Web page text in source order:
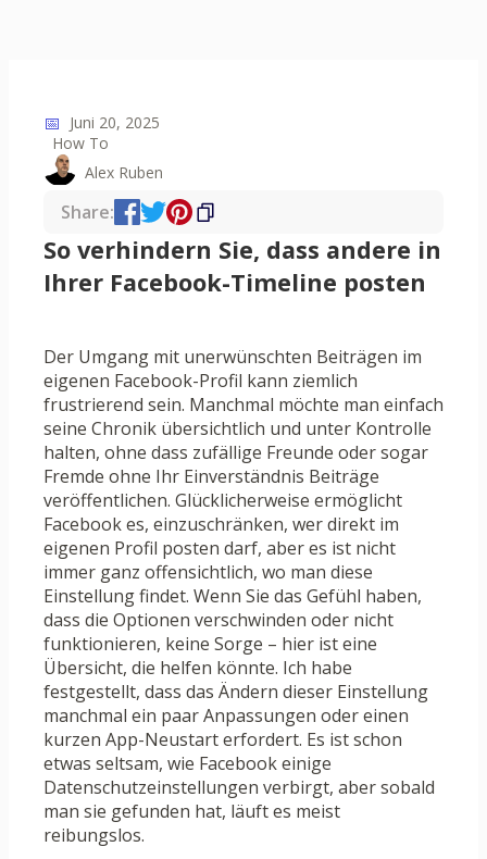
📅 Juni 20, 2025
How To
Alex Ruben
Share:
So verhindern Sie, dass andere in
Ihrer Facebook-Timeline posten
Der Umgang mit unerwünschten Beiträgen im
eigenen Facebook-Profil kann ziemlich
frustrierend sein. Manchmal möchte man einfach
seine Chronik übersichtlich und unter Kontrolle
halten, ohne dass zufällige Freunde oder sogar
Fremde ohne Ihr Einverständnis Beiträge
veröffentlichen. Glücklicherweise ermöglicht
Facebook es, einzuschränken, wer direkt im
eigenen Profil posten darf, aber es ist nicht
immer ganz offensichtlich, wo man diese
Einstellung findet. Wenn Sie das Gefühl haben,
dass die Optionen verschwinden oder nicht
funktionieren, keine Sorge – hier ist eine
Übersicht, die helfen könnte. Ich habe
festgestellt, dass das Ändern dieser Einstellung
manchmal ein paar Anpassungen oder einen
kurzen App-Neustart erfordert. Es ist schon
etwas seltsam, wie Facebook einige
Datenschutzeinstellungen verbirgt, aber sobald
man sie gefunden hat, läuft es meist
reibungslos.